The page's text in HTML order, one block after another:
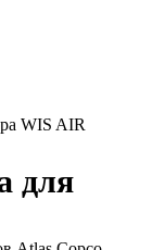
WIS AIR